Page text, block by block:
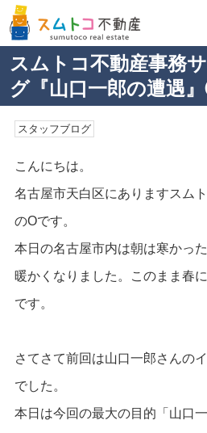
スムトコ不動産事務
グ『山口一郎の遭遇
スタッフブログ
こんにちは。
名古屋市天白区にありますスム
のOです。
本日の名古屋市内は朝は寒かっ
暖かくなりました。このまま春
です。
さてさて前回は山口一郎さんの
でした。
本日は今回の最大の目的「山口